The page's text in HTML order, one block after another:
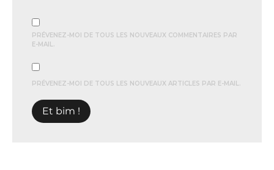
PRÉVENEZ-MOI DE TOUS LES NOUVEAUX COMMENTAIRES PAR
E-MAIL.
PRÉVENEZ-MOI DE TOUS LES NOUVEAUX ARTICLES PAR E-MAIL.